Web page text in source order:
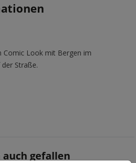
Comic Look mit Bergen im
Straße.
auch gefallen